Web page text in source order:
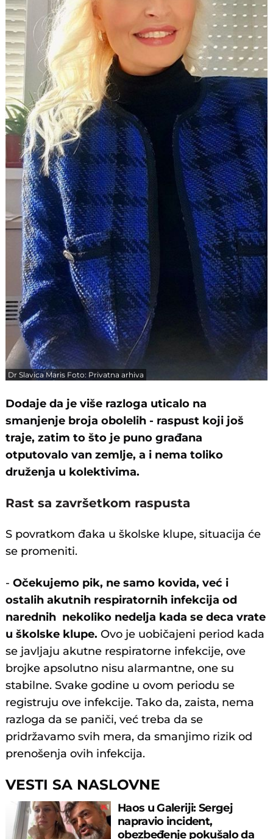
Dr Slavica Maris Foto: Privatna arhiva
Dodaje da je više razloga uticalo na
smanjenje broja obolelih - raspust koji još
traje, zatim to što je puno građana
otputovalo van zemlje, a i nema toliko
druženja u kolektivima.
Rast sa završetkom raspusta
S povratkom đaka u školske klupe, situacija će
se promeniti.
-Očekujemo pik, ne samo kovida, već i
ostalih akutnih respiratornih infekcija od
narednih nekoliko nedelja kada se deca vrate
u školske klupe. Ovo je uobičajeni period kada
se javljaju akutne respiratorne infekcije, ove
brojke apsolutno nisu alarmantne, one su
stabilne. Svake godine u ovom periodu se
registruju ove infekcije. Tako da, zaista, nema
razloga da se paniči, već treba da se
pridržavamo svih mera, da smanjimo rizik od
prenošenja ovih infekcija.
VESTI SA NASLOVNE
Haos u Galeriji: Sergej
napravio incident,
obezbeđenje pokušalo da